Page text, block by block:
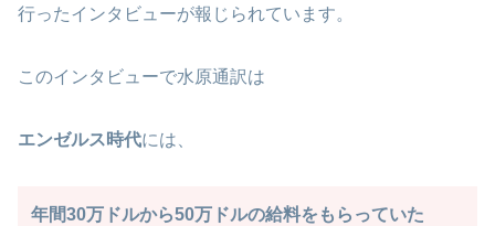
行ったインタビューが報じられています。
このインタビューで水原通訳は
エンゼルス時代には、
年間30万ドルから50万ドルの給料をもらっていた